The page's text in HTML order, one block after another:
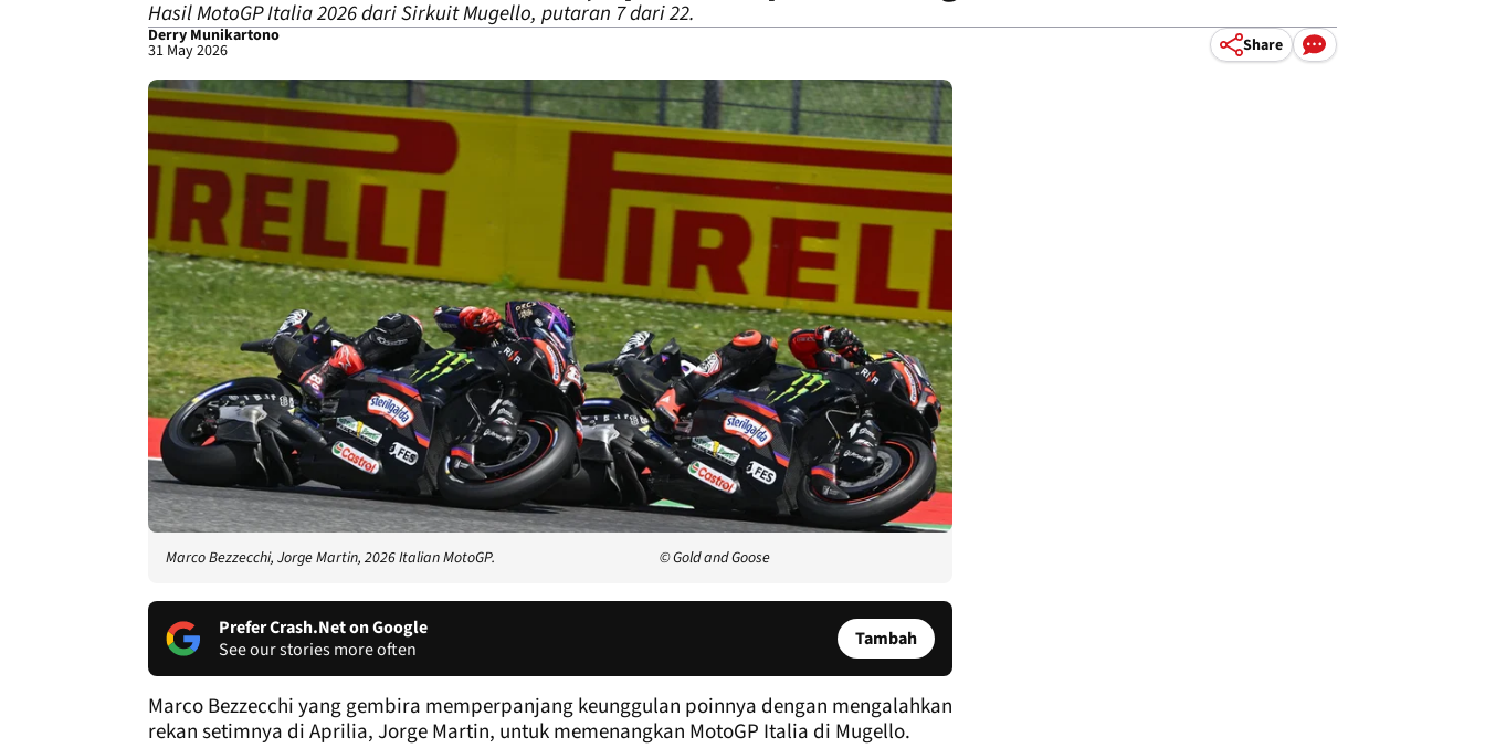
Hasil MotoGP Italia 2026 dari Sirkuit Mugello, putaran 7 dari 22.
Derry Munikartono
31 May 2026 Share
Marco Bezzecchi, Jorge Martin, 2026 Italian MotoGP. © Gold and Goose
Prefer Crash.Net on Google
See our stories more often
Tambah
Marco Bezzecchi yang gembira memperpanjang keunggulan poinnya dengan mengalahkan
rekan setimnya di Aprilia, Jorge Martin, untuk memenangkan MotoGP Italia di Mugello.